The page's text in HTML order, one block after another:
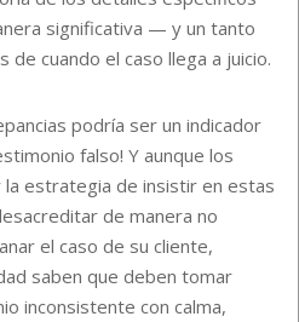
significativa — y un tanto
cuando el caso llega a juicio.
podría ser un indicador
falso! Y aunque los
estrategia de insistir en estas
de manera no
el caso de su cliente,
saben que deben tomar
inconsistente con calma,